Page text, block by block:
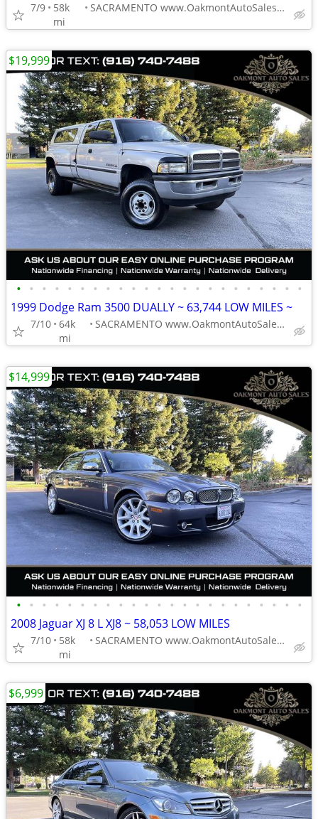
7/9
58k
mi
SACRAMENTO www.OakmontAutoSales.com
• • • • • • • • • • • • • • • • • • • • • • •
1999 Dodge Ram 3500 DUALLY ~ 63,744 LOW MILES ~
7/10 64k
mi
SACRAMENTO www.OakmontAutoSales.com
$19,999
• • • • • • • • • • • • • • • • • • • • • • •
2008 Jaguar XJ 8 L XJ8 ~ 58,053 LOW MILES
7/10
58k
mi
SACRAMENTO www.OakmontAutoSales.com
$14,999
$6,999